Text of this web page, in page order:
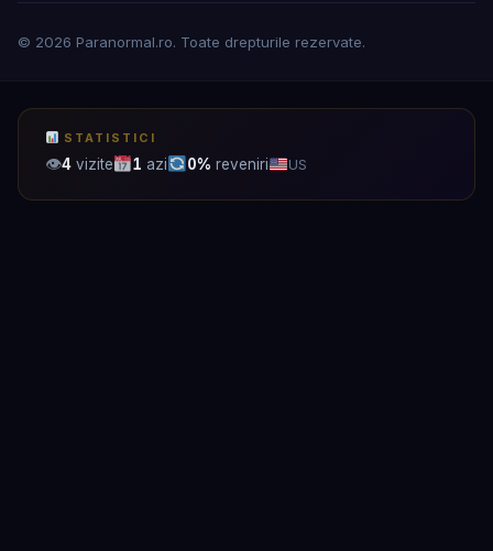
© 2026 Paranormal.ro. Toate drepturile rezervate.
STATISTICI
👁4 vizite 1 azi 0% reveniri US